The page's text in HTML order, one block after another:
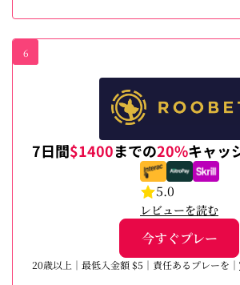
6
7日間$1400までの20%キャッ
5.0
レビューを読む
今すぐプレー
20歳以上｜最低入金額 $5｜責任あるプレーを｜